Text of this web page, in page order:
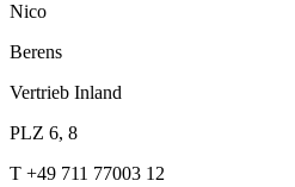
Nico
Berens
Vertrieb Inland
PLZ 6, 8
T +49 711 77003 12